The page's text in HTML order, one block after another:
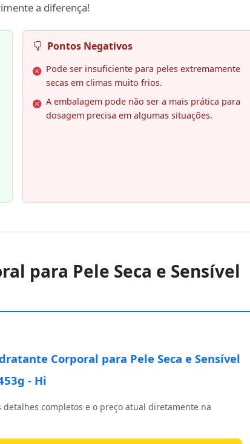
a diferença!
Pontos Negativos
Pode ser insuficiente para peles extremamente
secas em climas muito frios.
A embalagem pode não ser a mais prática para
dosagem precisa em algumas situações.
para Pele Seca e Sensível
Corporal para Pele Seca e Sensível
- Hi
detalhes completos e o preço atual diretamente na